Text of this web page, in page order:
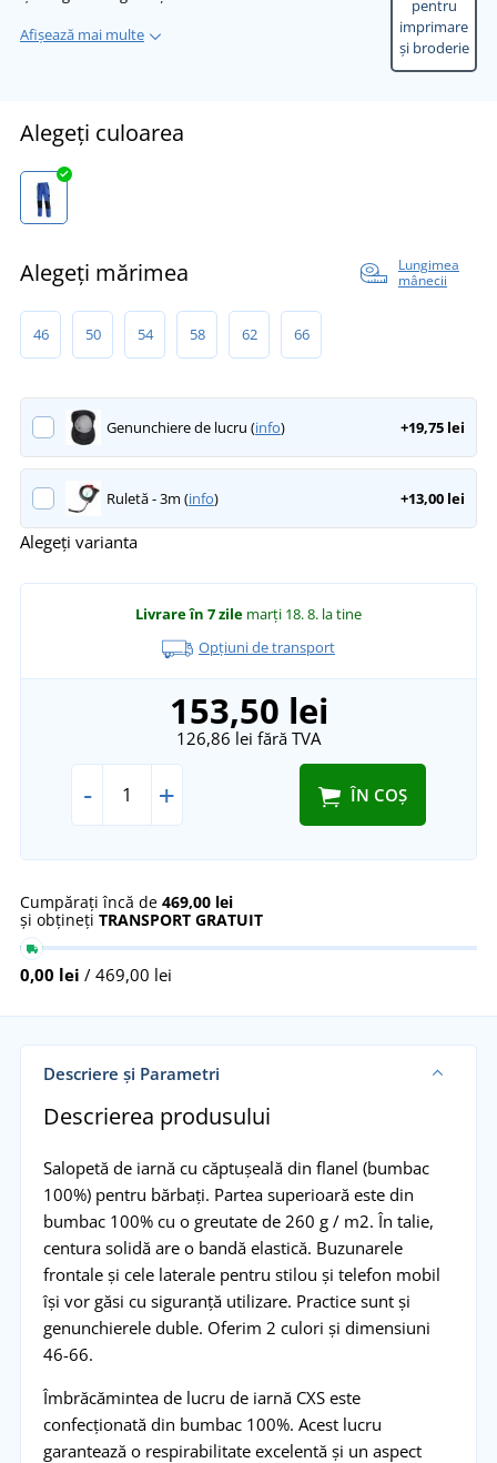
Afișează mai multe
pentru
imprimare
și broderie
Alegeți culoarea
Alegeți mărimea
Lungimea
mânecii
46 50 54 58 62 66
Genunchiere de lucru (info) +19,75 lei
Ruletă - 3m (info) +13,00 lei
Alegeți varianta
Livrare în 7 zile marți 18. 8. la tine
Opțiuni de transport
153,50 lei
126,86 lei fără TVA
- + ÎN COȘ
Cumpărați încă de 469,00 lei
și obțineți TRANSPORT GRATUIT
0,00 lei / 469,00 lei
Descriere și Parametri
Descrierea produsului
Salopetă de iarnă cu căptușeală din flanel (bumbac
100%) pentru bărbați. Partea superioară este din
bumbac 100% cu o greutate de 260 g / m2. În talie,
centura solidă are o bandă elastică. Buzunarele
frontale și cele laterale pentru stilou și telefon mobil
își vor găsi cu siguranță utilizare. Practice sunt și
genunchierele duble. Oferim 2 culori și dimensiuni
46-66.
Îmbrăcămintea de lucru de iarnă CXS este
confecționată din bumbac 100%. Acest lucru
garantează o respirabilitate excelentă și un aspect